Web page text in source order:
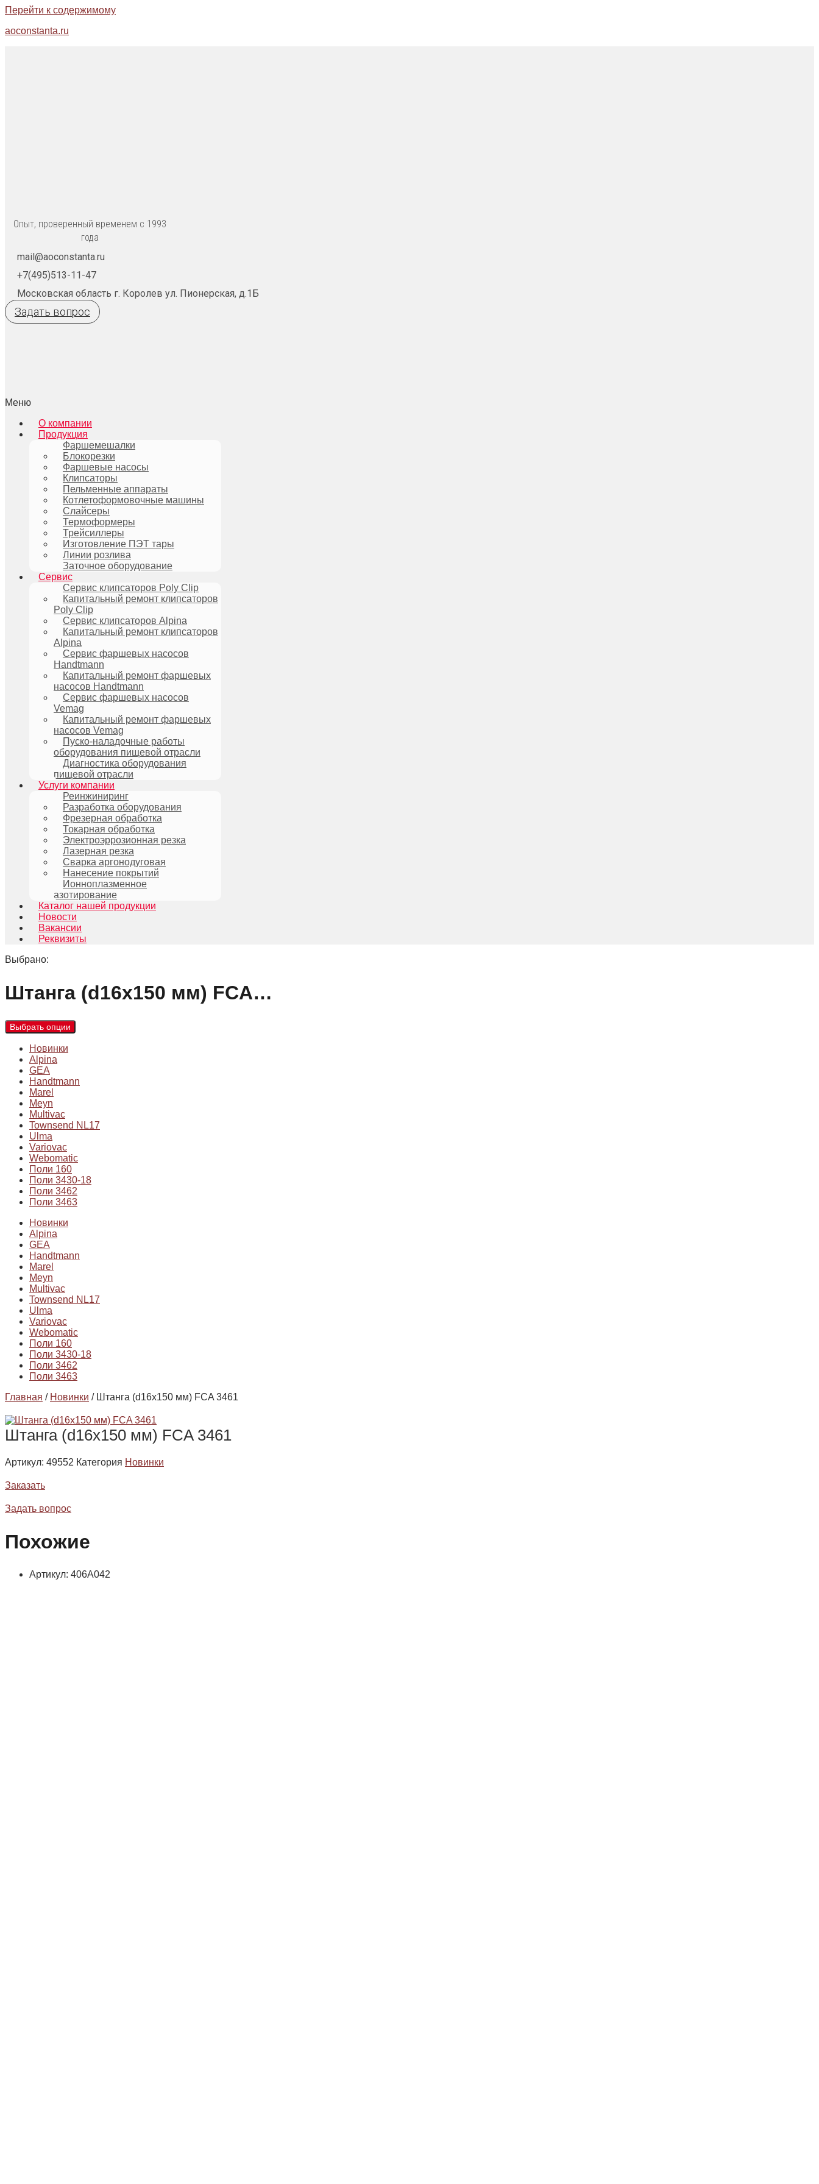
Перейти к содержимому
aoconstanta.ru
Опыт, проверенный временем с 1993
года
mail@aoconstanta.ru
+7(495)513-11-47
Московская область г. Королев ул. Пионерская, д.1Б
Задать вопрос
Меню
О компании
Продукция
Фаршемешалки
Блокорезки
Фаршевые насосы
Клипсаторы
Пельменные аппараты
Котлетоформовочные машины
Слайсеры
Термоформеры
Трейсиллеры
Изготовление ПЭТ тары
Линии розлива
Заточное оборудование
Сервис
Сервис клипсаторов Poly Clip
Капитальный ремонт клипсаторов
Poly Clip
Сервис клипсаторов Alpina
Капитальный ремонт клипсаторов
Alpina
Сервис фаршевых насосов
Handtmann
Капитальный ремонт фаршевых
насосов Handtmann
Сервис фаршевых насосов
Vemag
Капитальный ремонт фаршевых
насосов Vemag
Пуско-наладочные работы
оборудования пищевой отрасли
Диагностика оборудования
пищевой отрасли
Услуги компании
Реинжиниринг
Разработка оборудования
Фрезерная обработка
Токарная обработка
Электроэррозионная резка
Лазерная резка
Сварка аргонодуговая
Нанесение покрытий
Ионноплазменное
азотирование
Каталог нашей продукции
Новости
Вакансии
Реквизиты
Выбрано:
Штанга (d16х150 мм) FCA…
Выбрать опции
Новинки
Alpina
GEA
Handtmann
Marel
Meyn
Multivac
Townsend NL17
Ulma
Variovac
Webomatic
Поли 160
Поли 3430-18
Поли 3462
Поли 3463
Новинки
Alpina
GEA
Handtmann
Marel
Meyn
Multivac
Townsend NL17
Ulma
Variovac
Webomatic
Поли 160
Поли 3430-18
Поли 3462
Поли 3463
Главная / Новинки / Штанга (d16х150 мм) FCA 3461
Штанга (d16х150 мм) FCA 3461
Артикул: 49552 Категория Новинки
Заказать
Задать вопрос
Похожие
Артикул: 406А042